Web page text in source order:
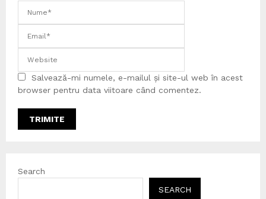
Salvează-mi numele, e-mailul și site-ul web în acest
browser pentru data viitoare când comentez.
Search
SEARCH